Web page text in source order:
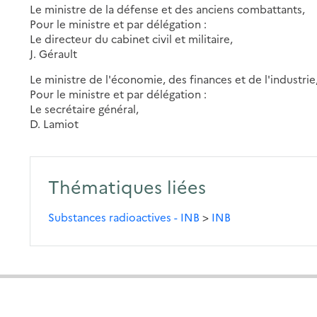
Le ministre de la défense et des anciens combattants,
Pour le ministre et par délégation :
Le directeur du cabinet civil et militaire,
J. Gérault
Le ministre de l'économie, des finances et de
Pour le ministre et par délégation :
Le secrétaire général,
D. Lamiot
Thématiques liées
Substances radioactives - INB > INB